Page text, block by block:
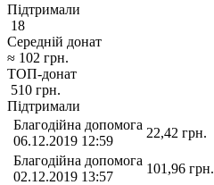
Підтримали
18
Середній донат
≈ 102 грн.
ТОП-донат
510 грн.
Підтримали
Благодійна допомога
06.12.2019 12:59
22,42 грн.
Благодійна допомога
02.12.2019 13:57
101,96 грн.